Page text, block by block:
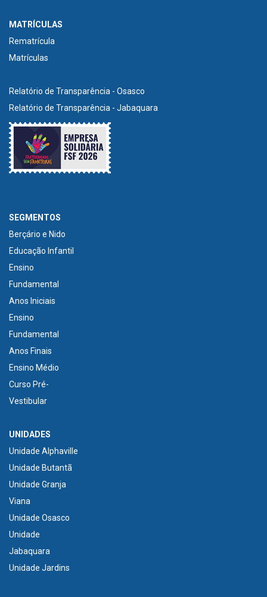
MATRÍCULAS
Rematrícula
Matrículas
Relatório de Transparência - Osasco
Relatório de Transparência - Jabaquara
SEGMENTOS
Berçário e Nido
Educação Infantil
Ensino
Fundamental
Anos Iniciais
Ensino
Fundamental
Anos Finais
Ensino Médio
Curso Pré-
Vestibular
UNIDADES
Unidade Alphaville
Unidade Butantã
Unidade Granja
Viana
Unidade Osasco
Unidade
Jabaquara
Unidade Jardins